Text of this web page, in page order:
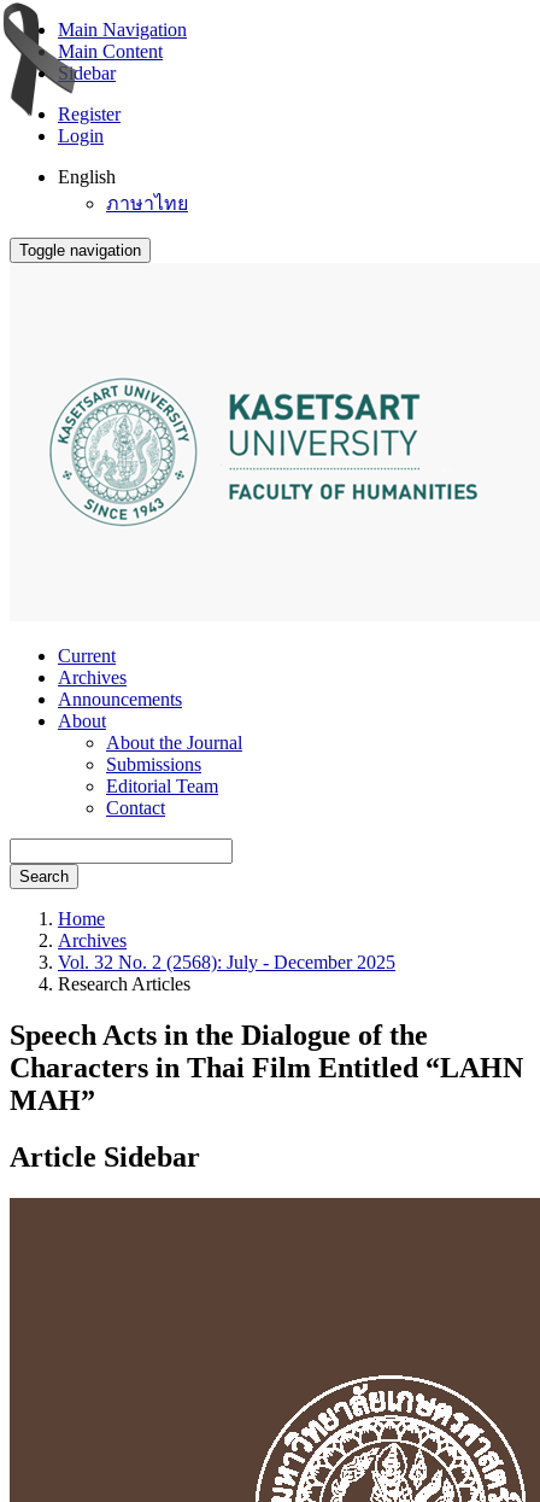
Main Navigation
Main Content
Sidebar
Register
Login
English
ภาษาไทย
Toggle navigation
Current
Archives
Announcements
About
About the Journal
Submissions
Editorial Team
Contact
Search
Home
Archives
Vol. 32 No. 2 (2568): July - December 2025
Research Articles
Speech Acts in the Dialogue of the
Characters in Thai Film Entitled “LAHN
MAH”
Article Sidebar